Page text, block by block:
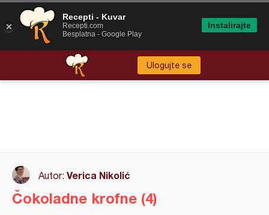
Ulogujte se
Autor: Verica Nikolić
Čokoladne krofne (4)
Recepti - Kuvar
Recepti.com
Besplatna - Google Play
Instalirajte